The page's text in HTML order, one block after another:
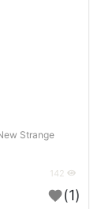
Strange
(1)